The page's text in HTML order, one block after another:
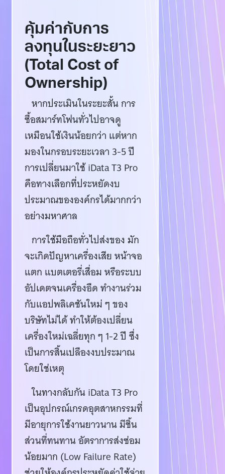
คุ้มค่ากับการ
ลงทุนในระยะยาว
(Total Cost of
Ownership)
หากประเมินในระยะสั้น การ
ซื้อสมาร์ทโฟนทั่วไปอาจดู
เหมือนใช้เงินน้อยกว่า แต่หาก
มองในกรอบระยะเวลา 3-5 ปี
การเปลี่ยนมาใช้ iData T3 Pro
คือทางเลือกที่ประหยัดงบ
ประมาณขององค์กรได้มากกว่า
อย่างมหาศาล
การใช้มือถือทั่วไปส่งของ มัก
จะเกิดปัญหาเครื่องเสีย หน้าจอ
แตก แบตเตอรี่เสื่อม หรือระบบ
อัปเดตจนเครื่องอืด ทำงานร่วม
กับแอปพลิเคชันใหม่ ๆ ของ
บริษัทไม่ได้ ทำให้ต้องเปลี่ยน
เครื่องใหม่เฉลี่ยทุก ๆ 1-2 ปี ซึ่ง
เป็นการสิ้นเปลืองงบประมาณ
โดยใช่เหตุ
ในทางกลับกัน iData T3 Pro
เป็นอุปกรณ์เกรดอุตสาหกรรมที่
มีอายุการใช้งานยาวนาน มีชิ้น
ส่วนที่ทนทาน อัตราการส่งซ่อม
น้อยมาก (Low Failure Rate)